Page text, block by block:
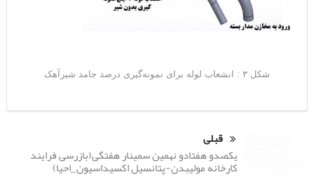
شکل ۳ : انشعاب لوله برای نمونه‌گیری درصد جامد شیرآهک
قبلی
یکصدو هفتادو نهمین سمینار هفتگی(بازرسی فرایند
کارخانه مولیبدن-پتانسیل اکسیداسیون_احیا)